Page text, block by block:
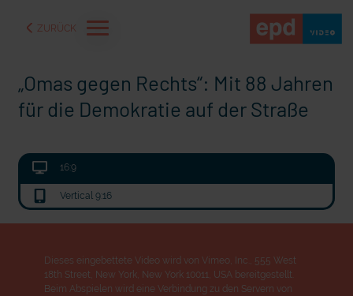
ZURÜCK
oder "Deppen der "Wir bauen Cherson wieder auf" - Optimismus in der
„Omas gegen Rechts“: Mit 88 Jahren
für die Demokratie auf der Straße
16:9
Vertical 9:16
Dieses eingebettete Video wird von Vimeo, Inc., 555 West
18th Street, New York, New York 10011, USA bereitgestellt.
Beim Abspielen wird eine Verbindung zu den Servern von